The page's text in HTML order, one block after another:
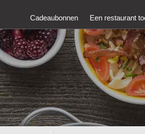
Cadeaubonnen Een restaurant